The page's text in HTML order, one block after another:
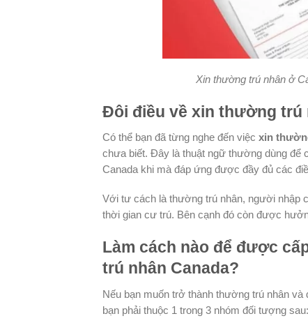
Xin thường trú nhân ở
Đôi điều về xin thường trú
Có thể bạn đã từng nghe đến việc xin
chưa biết. Đây là thuật ngữ thường dùng
Canada khi mà đáp ứng được đầy đủ các
Với tư cách là thường trú nhân, người nhập
thời gian cư trú. Bên cạnh đó còn được
Làm cách nào để được
trú nhân Canada?
Nếu bạn muốn trở thành thường trú nhân
bạn phải thuộc 1 trong 3 nhóm đối tượng sau: